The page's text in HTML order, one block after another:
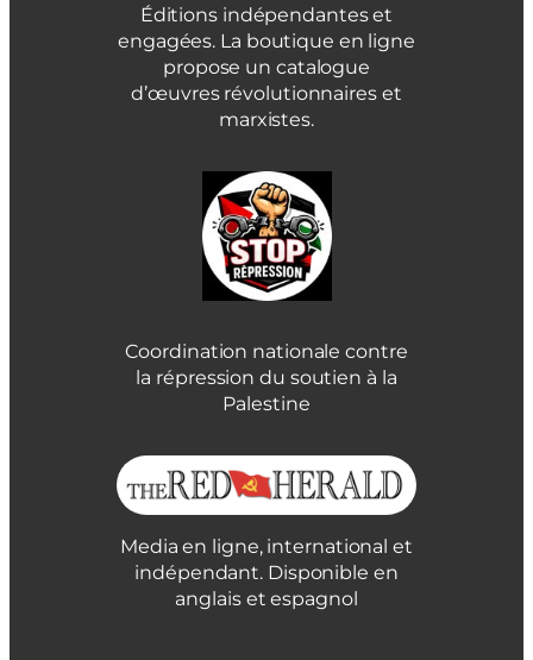
Éditions indépendantes et
engagées. La boutique en ligne
propose un catalogue
d’œuvres révolutionnaires et
marxistes.
Coordination nationale contre
la répression du soutien à la
Palestine
Media en ligne, international et
indépendant. Disponible en
anglais et espagnol